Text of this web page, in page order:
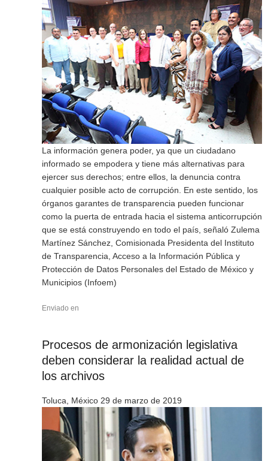
La información genera poder, ya que un ciudadano
informado se empodera y tiene más alternativas para
ejercer sus derechos; entre ellos, la denuncia contra
cualquier posible acto de corrupción. En este sentido, los
órganos garantes de transparencia pueden funcionar
como la puerta de entrada hacia el sistema anticorrupción
que se está construyendo en todo el país, señaló Zulema
Martínez Sánchez, Comisionada Presidenta del Instituto
de Transparencia, Acceso a la Información Pública y
Protección de Datos Personales del Estado de México y
Municipios (Infoem)
Enviado en
Procesos de armonización legislativa
deben considerar la realidad actual de
los archivos
Toluca, México 29 de marzo de 2019